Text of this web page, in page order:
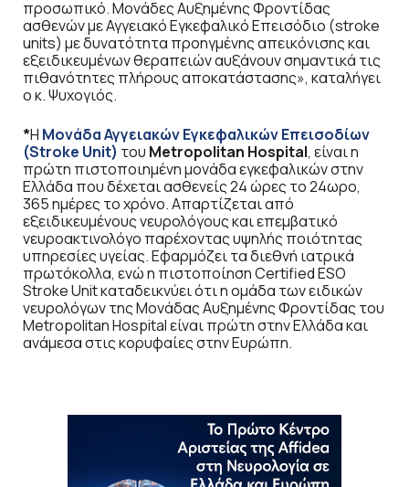
προσωπικό. Μονάδες Αυξημένης Φροντίδας
ασθενών με Αγγειακό Εγκεφαλικό Επεισόδιο (stroke
units) με δυνατότητα προηγμένης απεικόνισης και
εξειδικευμένων θεραπειών αυξάνουν σημαντικά τις
πιθανότητες πλήρους αποκατάστασης», καταλήγει
ο κ. Ψυχογιός.
*Η Μονάδα Αγγειακών Εγκεφαλικών Επεισοδίων
(Stroke Unit) του Metropolitan Hospital, είναι η
πρώτη πιστοποιημένη μονάδα εγκεφαλικών στην
Ελλάδα που δέχεται ασθενείς 24 ώρες το 24ωρο,
365 ημέρες το χρόνο. Απαρτίζεται από
εξειδικευμένους νευρολόγους και επεμβατικό
νευροακτινολόγο παρέχοντας υψηλής ποιότητας
υπηρεσίες υγείας. Εφαρμόζει τα διεθνή ιατρικά
πρωτόκολλα, ενώ η πιστοποίηση Certified ESO
Stroke Unit καταδεικνύει ότι η ομάδα των ειδικών
νευρολόγων της Μονάδας Αυξημένης Φροντίδας του
Metropolitan Hospital είναι πρώτη στην Ελλάδα και
ανάμεσα στις κορυφαίες στην Ευρώπη.